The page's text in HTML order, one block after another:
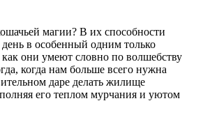
магии? В их способности
в особенный одним только
они умеют словно по волшебству
когда нам больше всего нужна
даре делать жилище
его теплом мурчания и уютом